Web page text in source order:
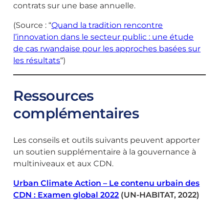
contrats sur une base annuelle.
(Source : “Quand la tradition rencontre
l’innovation dans le secteur public : une étude
de cas rwandaise pour les approches basées sur
les résultats“)
Ressources
complémentaires
Les conseils et outils suivants peuvent apporter
un soutien supplémentaire à la gouvernance à
multiniveaux et aux CDN.
Urban Climate Action – Le contenu urbain des
CDN : Examen global 2022 (UN-HABITAT, 2022)